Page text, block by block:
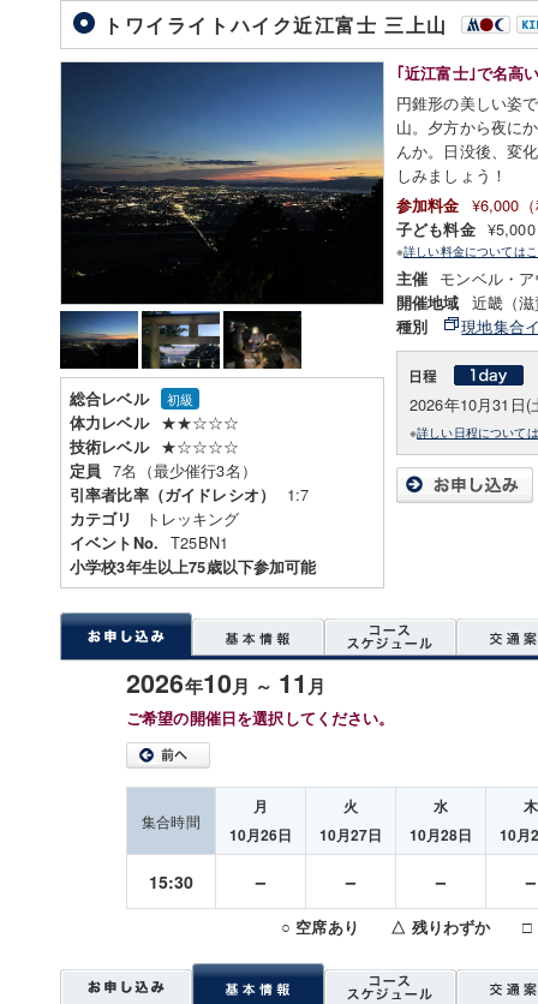
トワイライトハイク近江富士 三上山
総合レベル 初級
体力レベル ★★☆☆☆
技術レベル ★☆☆☆☆
定員 7名（最少催行3名）
引率者比率（ガイドレシオ） 1:7
カテゴリ トレッキング
イベントNo. T25BN1
小学校3年生以上75歳以下参加可能
｢近江富士｣で名高
円錐形の美しい姿
山。夕方から夜に
んか。日没後、変
しみましょう！
参加料金 ¥6,000
子ども料金
※詳しい料金については
主催 モンベル・
開催地域 近畿（
種別 現地集合
2026年10月31日(
※詳しい日程について
2026年10月 ～ 11 月
ご希望の開催日を選択してください。
集合時間
月
10月26日
火
10月27日
水
10月28日
木
10月
15:30 － － －
○ 空席あり △ 残りわずか □